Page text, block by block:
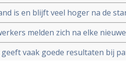
is en blijft veel hoger na de
artsencollectief schrijft
melden zich na elke
vaker ziek blijkt uit
vaak goede resultaten bij